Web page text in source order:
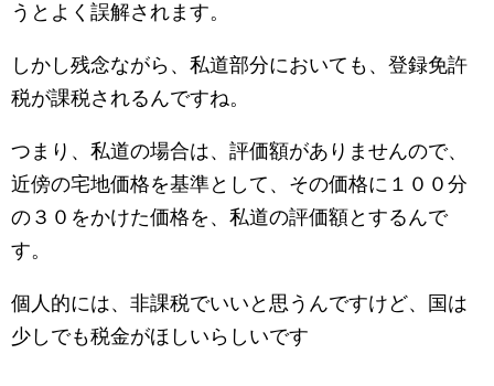
うとよく誤解されます。
しかし残念ながら、私道部分においても、登録免許
税が課税されるんですね。
つまり、私道の場合は、評価額がありませんので、
近傍の宅地価格を基準として、その価格に１００分
の３０をかけた価格を、私道の評価額とするんで
す。
個人的には、非課税でいいと思うんですけど、国は
少しでも税金がほしいらしいです